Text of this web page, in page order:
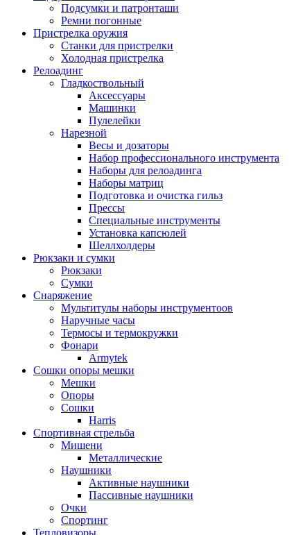
Подсумки и патронташи
Ремни погонные
Пристрелка оружия
Станки для пристрелки
Холодная пристрелка
Релоадинг
Гладкоствольный
Аксессуары
Машинки
Пулелейки
Нарезной
Весы и дозаторы
Набор профессионального инструмента
Наборы для релоадинга
Наборы матриц
Подготовка и очистка гильз
Прессы
Специальные инструменты
Установка капсюлей
Шеллхолдеры
Рюкзаки и сумки
Рюкзаки
Сумки
Снаряжение
Мультитулы наборы инструментоов
Наручные часы
Термосы и термокружки
Фонари
Armytek
Сошки опоры мешки
Мешки
Опоры
Сошки
Harris
Спортивная стрельба
Мишени
Металлические
Наушники
Активные наушники
Пассивные наушники
Очки
Спортинг
Тепловизоры